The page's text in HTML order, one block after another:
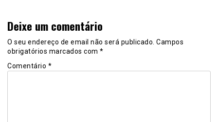
Deixe um comentário
O seu endereço de email não será publicado. Campos
obrigatórios marcados com *
Comentário *